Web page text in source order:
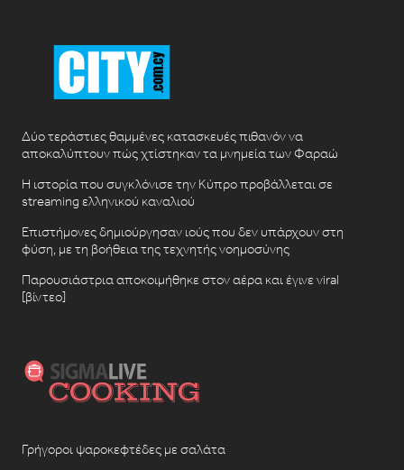
Δύο τεράστιες θαμμένες κατασκευές πιθανόν να
αποκαλύπτουν πώς χτίστηκαν τα μνημεία των Φαραώ
Η ιστορία που συγκλόνισε την Κύπρο προβάλλεται σε
streaming ελληνικού καναλιού
Επιστήμονες δημιούργησαν ιούς που δεν υπάρχουν στη
φύση, με τη βοήθεια της τεχνητής νοημοσύνης
Παρουσιάστρια αποκοιμήθηκε στον αέρα και έγινε viral
[βίντεο]
Γρήγοροι ψαροκεφτέδες με σαλάτα